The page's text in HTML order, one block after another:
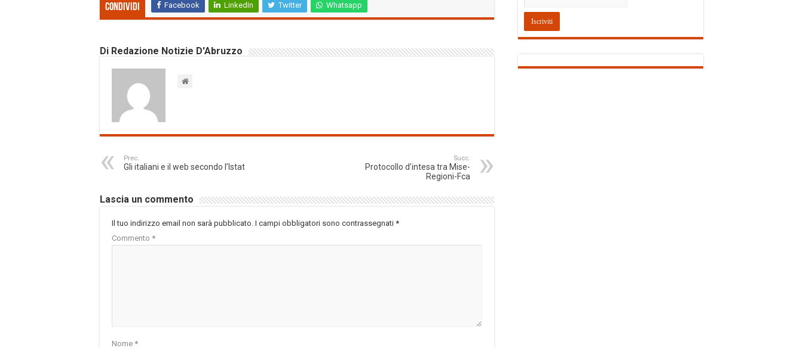
Condividi Facebook LinkedIn Twitter Whatsapp
Di Redazione Notizie D'Abruzzo
Prec.
Gli italiani e il web secondo l’Istat
Succ.
Protocollo d’intesa tra Mise-
Regioni-Fca
Lascia un commento
Il tuo indirizzo email non sarà pubblicato. I campi obbligatori sono contrassegnati *
Commento *
Nome *